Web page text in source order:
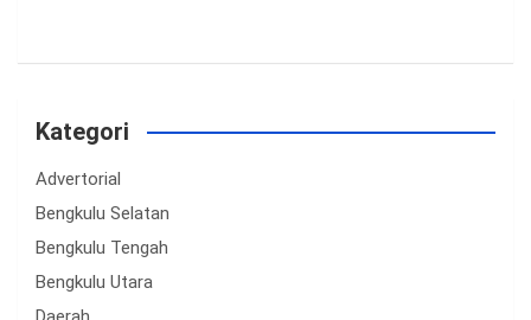
Kategori
Advertorial
Bengkulu Selatan
Bengkulu Tengah
Bengkulu Utara